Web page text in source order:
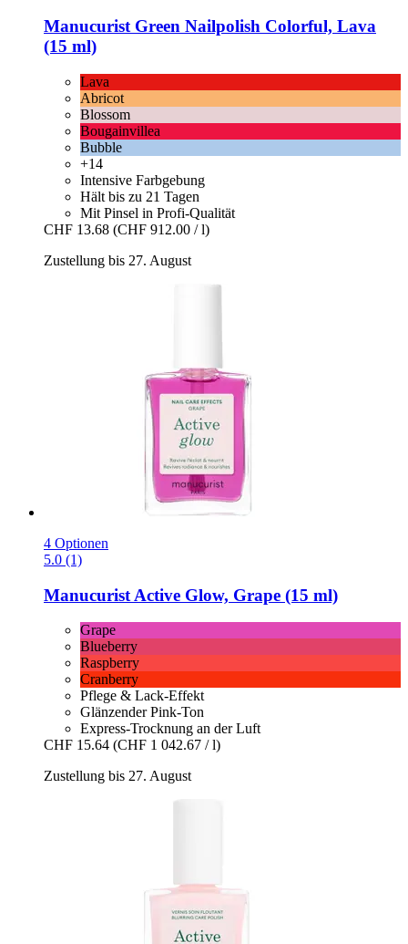
Manucurist Green Nailpolish Colorful, Lava
(15 ml)
Lava
Abricot
Blossom
Bougainvillea
Bubble
+14
Intensive Farbgebung
Hält bis zu 21 Tagen
Mit Pinsel in Profi-Qualität
CHF 13.68 (CHF 912.00 / l)
Zustellung bis 27. August
4 Optionen
5.0 (1)
Manucurist Active Glow, Grape (15 ml)
Grape
Blueberry
Raspberry
Cranberry
Pflege & Lack-Effekt
Glänzender Pink-Ton
Express-Trocknung an der Luft
CHF 15.64 (CHF 1 042.67 / l)
Zustellung bis 27. August